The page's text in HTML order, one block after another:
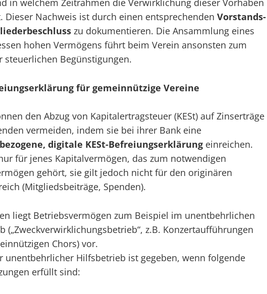
in welchem Zeitrahmen die Verwirklichung dieser Vorhaben
Dieser Nachweis ist durch einen entsprechenden Vorstands-
zu dokumentieren. Die Ansammlung eines
hohen Vermögens führt beim Verein ansonsten zum
steuerlichen Begünstigungen.
für gemeinnützige Vereine
den Abzug von Kapitalertragsteuer (KESt) auf Zinserträge
vermeiden, indem sie bei ihrer Bank eine
digitale KESt-Befreiungserklärung einreichen.
für jenes Kapitalvermögen, das zum notwendigen
gehört, sie gilt jedoch nicht für den originären
(Mitgliedsbeiträge, Spenden).
liegt Betriebsvermögen zum Beispiel im unentbehrlichen
(„Zweckverwirklichungsbetrieb“, z.B. Konzertaufführungen
Chors) vor.
unentbehrlicher Hilfsbetrieb ist gegeben, wenn folgende
erfüllt sind: